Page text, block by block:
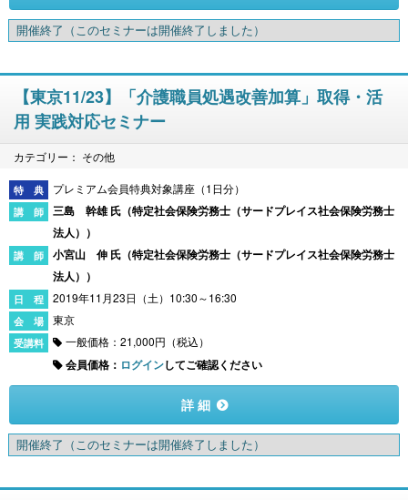
開催終了 （このセミナーは開催終了しました）
【東京11/23】「介護職員処遇改善加算」取得・活
用 実践対応セミナー
カテゴリー： その他
プレミアム会員特典対象講座（1日分）
三島 幹雄 氏（特定社会保険労務士（サードプレイス社会保険労務士
法人） ）
小宮山 伸 氏（特定社会保険労務士（サードプレイス社会保険労務士
法人） ）
2019年11月23日（土）10:30～16:30
東京
一般価格：21,000円（税込）
会員価格： ログインしてご確認ください
詳 細
開催終了 （このセミナーは開催終了しました）